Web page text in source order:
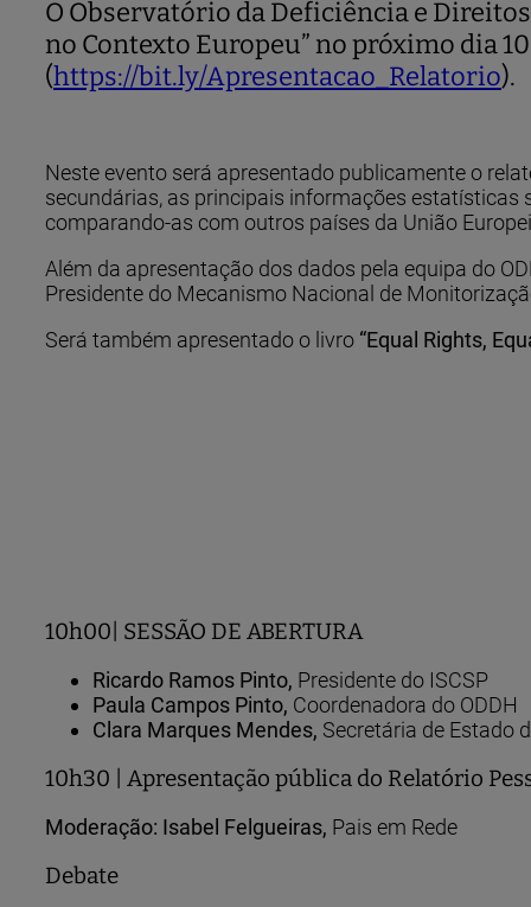
O Observatório da Deficiência e
no Contexto Europeu” no próximo dia
(https://bit.ly/Apresentacao_Relatorio).
Neste evento será apresentado publicamente o
secundárias, as principais informações estatísticas
comparando-as com outros países da União
Além da apresentação dos dados pela equipa do
Presidente do Mecanismo Nacional de
Será também apresentado o livro “Equal Rights,
10h00| SESSÃO DE ABERTURA
Ricardo Ramos Pinto, Presidente do ISCSP
Paula Campos Pinto, Coordenadora do ODDH
Clara Marques Mendes, Secretária de Estado
10h30 | Apresentação pública do Relatório
Moderação: Isabel Felgueiras, Pais em Rede
Debate